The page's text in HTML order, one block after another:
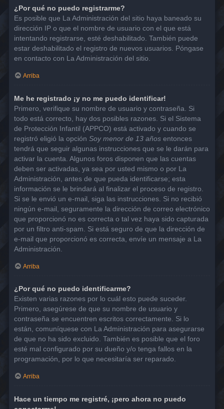
¿Por qué no puedo registrarme?
Es posible que La Administración del sitio haya baneado su
dirección IP o que el nombre de usuario con el que está
intentando registrarse, esté deshabilitado. También puede
estar deshabilitado el registro de nuevos usuarios. Póngase
en contacto con La Administración del sitio.
Arriba
Me he registrado ¡y no me puedo identificar!
Primero, verifique su nombre de usuario y contraseña. Si
todo está correcto, hay dos posibles razones. Si el Sistema
de Protección Infantil (APPCO) está activado y cuando se
registró eligió la opción Soy menor de 13 años entonces
tendrá que seguir algunas instrucciones que se le darán para
activar la cuenta. Algunos foros disponen que las cuentas
deben ser activadas, ya sea por usted mismo o por La
Administración, antes de que pueda identificarse; esta
información se le brindará al finalizar el proceso de registro.
Si se le envió un e-mail, siga las instrucciones. Si no recibió
ningún e-mail, seguramente la dirección de correo electrónico
que proporcionó no es correcta o tal vez haya sido capturada
por un filtro anti-spam. Si está seguro de que la dirección de
e-mail que proporcionó es correcta, envíe un mensaje a La
Administración.
Arriba
¿Por qué no puedo identificarme?
Existen varias razones por lo cuál esto puede suceder.
Primero, asegúrese de que su nombre de usuario y
contraseña se encuentren escritos correctamente. Si lo
están, comuníquese con La Administración para asegurarse
de que no ha sido excluido. También es posible que el foro
esté mal configurado por su dueño y/o tenga fallos en la
programación, por lo que necesitaría ser reparado.
Arriba
Hace un tiempo me registré, ¡pero ahora no puedo